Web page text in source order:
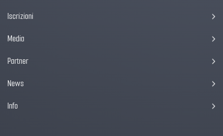
Iscrizioni
Media
Partner
News
Info